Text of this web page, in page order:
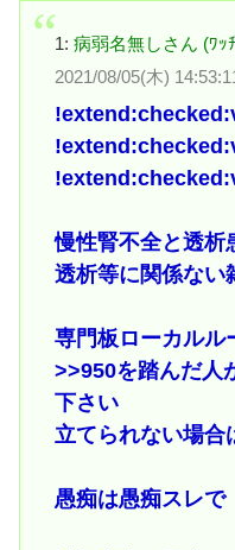
1: 病弱名無しさん (ﾜｯ
2021/08/05(木)
慢性腎不全と透析
透析等に関係ない
専門板ローカルル
>>950を踏んだ人
下さい
立てられない場合
愚痴は愚痴スレで